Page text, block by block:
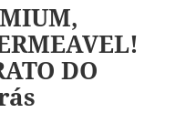
DO